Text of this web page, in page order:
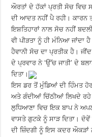
ਔਰਤਾਂ ਦੇ ਹੱਕਾਂ ਪ੍ਰਤੀ ਸੋਚ ਵਿਚ
ਦੀ ਆਦਤ ਨਹੀਂ ਪੈ ਰਹੀ। ਕਾਰਨ
ਇਸ਼ਤਿਹਾਰਾਂ ਨਾਲ ਸੋਚ ਨਹੀਂ
ਵੀ ਪੀੜਤਾ ਨੂੰ ਹੀ ਮੰਨਿਆ ਜਾਂਦਾ
ਹੈਵਾਨੀ ਸੋਚ ਦਾ ਪ੍ਰਤੀਕ ਹੈ।
ਦੇ ਪ੍ਰਵਾਰ ਨੇ ‘ਉੱਚ ਜਾਤੀ’ ਦੇ
ਦਿਤਾ।
ਇਸ ਡਰ ਤੋਂ ਮੁੰਡਿਆਂ ਦੀ ਹਿੰਮਤ
ਅਤੇ ਗੰਦੀਆਂ ਚਿੱਠੀਆਂ ਲਿਖਦੇ ਰਹੇ
ਲੁਧਿਆਣਾ ਵਿਚ ਇਕ ਬਾਪ ਨੇ
ਵਾਸਤੇ ਗੁਟਕੇ ਨੂੰ ਸਾੜ ਦਿਤਾ।
ਦੀ ਜ਼ਿੰਦਗੀ ਨੂੰ ਇਸ ਕਦਰ ਔਕੜਾਂ